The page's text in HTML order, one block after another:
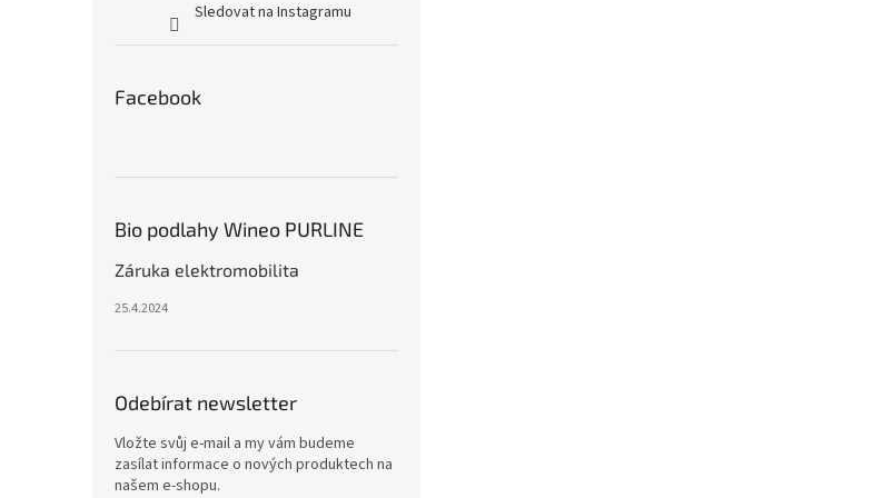
Sledovat na Instagramu
Facebook
Bio podlahy Wineo PURLINE
Záruka elektromobilita
25.4.2024
Odebírat newsletter
Vložte svůj e-mail a my vám budeme
zasílat informace o nových produktech na
našem e-shopu.